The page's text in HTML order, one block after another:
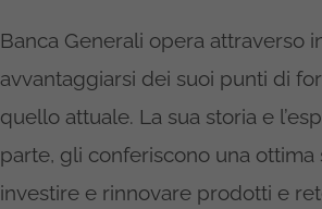
Banca Generali opera attraverso
avvantaggiarsi dei suoi punti di
quello attuale. La sua storia e
parte, gli conferiscono una
investire e rinnovare prodotti e